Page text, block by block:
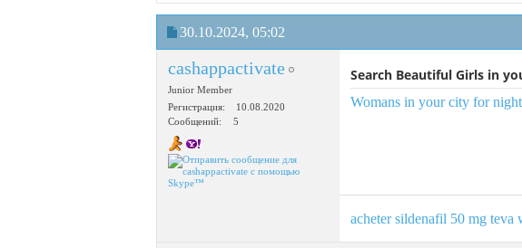
30.10.2024, 05:02
cashappactivate
Junior Member
Регистрация
10.08.2020
Сообщений
5
Search Beautiful Girls in
Womans in your city for night
acheter sildenafil 50 mg teva